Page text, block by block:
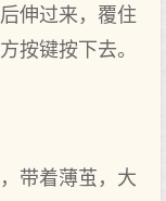
伸过来，覆住
按键按下去。
带着薄茧，大